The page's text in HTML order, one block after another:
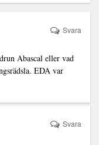
Abascal eller vad
EDA var
Svara
Svara